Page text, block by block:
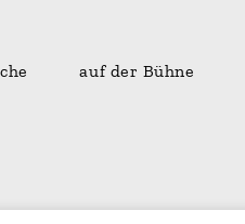
auf der Bühne